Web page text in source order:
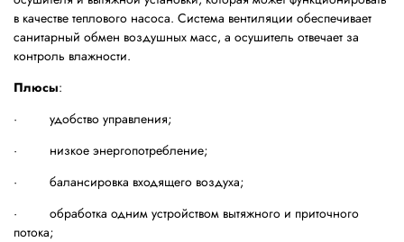
в качестве теплового насоса. Система вентиляции обеспечивает
санитарный обмен воздушных масс, а осушитель отвечает за
контроль влажности.
Плюсы:
· удобство управления;
· низкое энергопотребление;
· балансировка входящего воздуха;
· обработка одним устройством вытяжного и приточного
потока;